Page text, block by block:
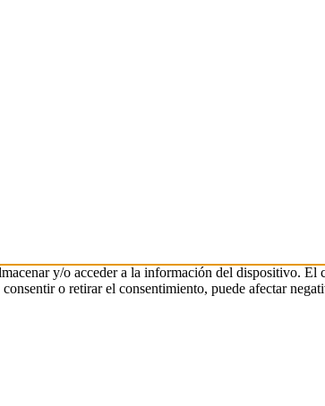
y/o acceder a la información del dispositivo. El
o retirar el consentimiento, puede afectar